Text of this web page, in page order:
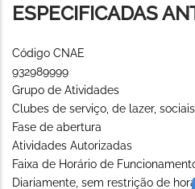
ESPECIFICADAS
Código CNAE
932989999
Grupo de Atividades
Clubes de serviço, de lazer,
Fase de abertura
Atividades Autorizadas
Faixa de Horário de
Diariamente, sem restrição de